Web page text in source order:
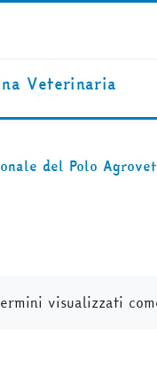
Veterinaria
del Polo Agrovet
visualizzati